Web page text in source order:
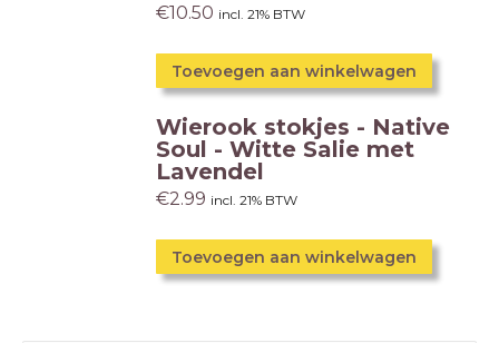
€10.50 incl. 21% BTW
Toevoegen aan winkelwagen
Wierook stokjes - Native
Soul - Witte Salie met
Lavendel
€2.99 incl. 21% BTW
Toevoegen aan winkelwagen